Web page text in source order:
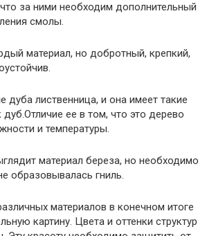
за ними необходим дополнительный
смолы.
материал, но добротный, крепкий,
дуба лиственница, и она имеет такие
ее в том, что это дерево
и температуры.
материал береза, но необходимо
образовывалась гниль.
материалов в конечном итоге
картину. Цвета и оттенки структур